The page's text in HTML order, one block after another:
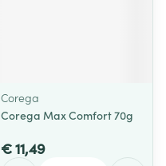
Corega
Corega Max Comfort 70g
€ 11,49